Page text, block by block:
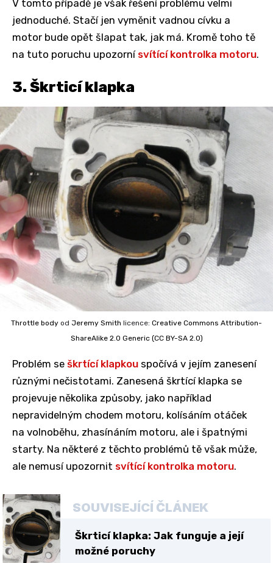
V tomto případě je však řešení problému velmi
jednoduché. Stačí jen vyměnit vadnou cívku a
motor bude opět šlapat tak, jak má. Kromě toho tě
na tuto poruchu upozorní svítící kontrolka motoru.
3. Škrticí klapka
Throttle body od Jeremy Smith licence: Creative Commons Attribution-
ShareAlike 2.0 Generic (CC BY-SA 2.0)
Problém se škrtící klapkou spočívá v jejím zanesení
různými nečistotami. Zanesená škrtící klapka se
projevuje několika způsoby, jako například
nepravidelným chodem motoru, kolísáním otáček
na volnoběhu, zhasínáním motoru, ale i špatnými
starty. Na některé z těchto problémů tě však může,
ale nemusí upozornit svítící kontrolka motoru.
SOUVISEJÍCÍ ČLÁNEK
Škrticí klapka: Jak funguje a její
možné poruchy